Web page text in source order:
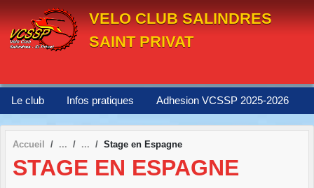
VELO CLUB SALINDRES
SAINT PRIVAT
Le club Infos pratiques Adhesion VCSSP 2025-2026
Accueil Stage en Espagne
STAGE EN ESPAGNE
Panneau de gestion des cookies